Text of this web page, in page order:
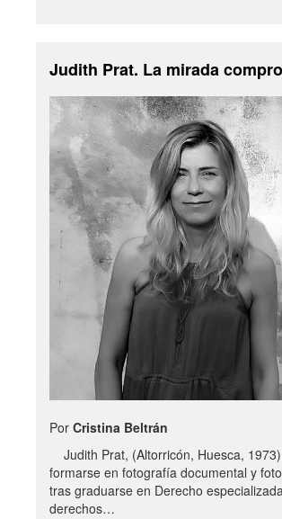
Judith Prat. La mirada
Por Cristina Beltrán
Judith Prat, (Altorricón, Huesca,
formarse en fotografía documental y
tras graduarse en Derecho
derechos…